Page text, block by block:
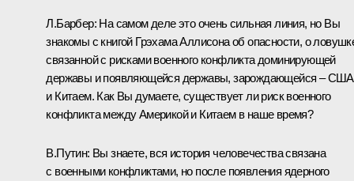
Л.Барбер: На самом деле это очень сильная линия, но Вы
знакомы с книгой Грэхама Аллисона об опасности, о
связанной с рисками военного конфликта доминирующей
державы и появляющейся державы, зарождающейся – США
и Китаем. Как Вы думаете, существует ли риск военного
конфликта между Америкой и Китаем в наше время?
В.Путин: Вы знаете, вся история человечества связана
с военными конфликтами, но после появления ядерного